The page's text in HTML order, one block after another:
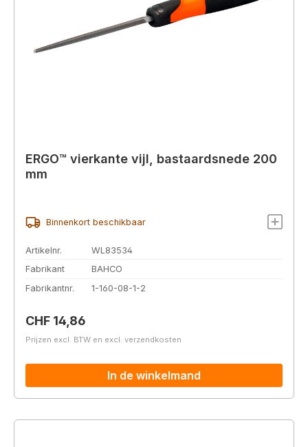
ERGO™ vierkante vijl, bastaardsnede 200
mm
Binnenkort beschikbaar
Artikelnr.
WL83534
Fabrikant
BAHCO
Fabrikantnr.
1-160-08-1-2
Normale prijs:
CHF 14,86
Prijzen excl. BTW en excl. verzendkosten
In de winkelmand